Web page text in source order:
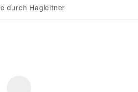
durch Hagleitner